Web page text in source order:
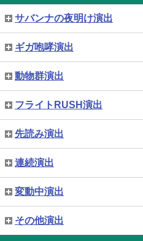
サバンナの夜明け演出
ギガ咆哮演出
動物群演出
フライトRUSH演出
先読み演出
連続演出
変動中演出
その他演出